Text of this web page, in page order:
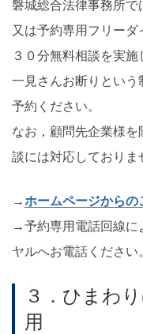
磐城総合法律事務所
又は予約専用フリー
３０分無料相談を実施
一見さんお断りとい
予約ください。
なお，顧問先企業様
談には対応しておりま
→ホームページからの
→予約専用電話回線に
ヤルへお電話ください
３．ひまわ
用